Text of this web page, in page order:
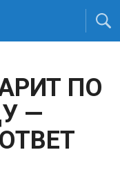
ПО
—